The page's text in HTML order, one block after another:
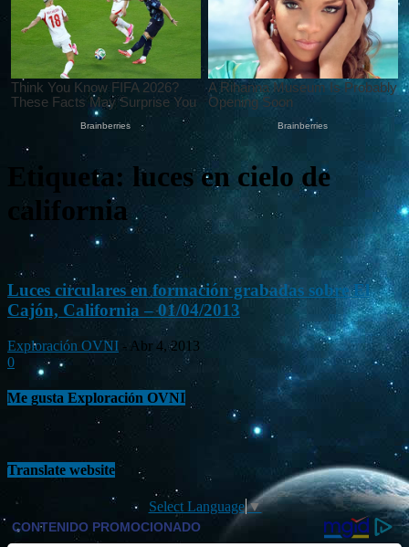
Etiqueta: luces en cielo de
california
Luces circulares en formación grabadas sobre El
Cajón, California – 01/04/2013
Exploración OVNI - Abr 4, 2013
0
Me gusta Exploración OVNI
Translate website
Select Language▼